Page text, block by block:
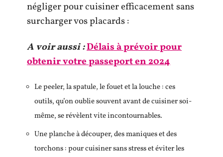
négliger pour cuisiner efficacement sans
surcharger vos placards :
A voir aussi :Délais à prévoir pour
obtenir votre passeport en 2024
Le peeler, la spatule, le fouet et la louche : ces
outils, qu’on oublie souvent avant de cuisiner soi-
même, se révèlent vite incontournables.
Une planche à découper, des maniques et des
torchons : pour cuisiner sans stress et éviter les